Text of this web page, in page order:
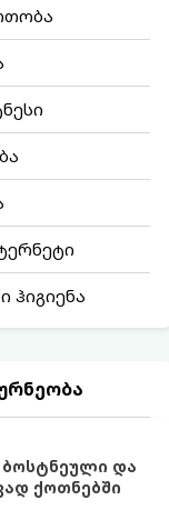
ჰიგიენა
ბოსტნეული და
ქოთნებში